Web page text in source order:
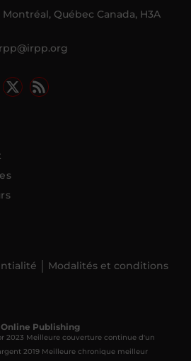
Montréal, Québec Canada, H3A
2023 Meilleure couverture continue d'un
2019 Meilleure chronique meilleur